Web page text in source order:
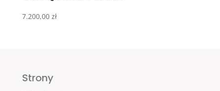
7.200,00 zł
Strony